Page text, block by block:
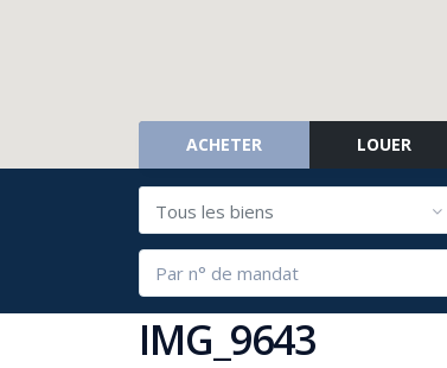
ACHETER LOUER
Tous les biens
IMG_9643